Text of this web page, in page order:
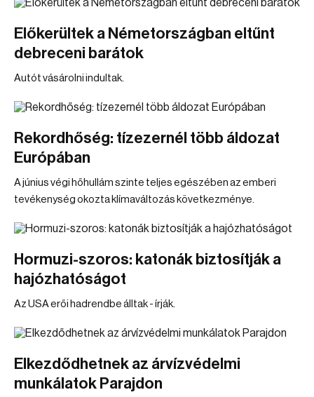
Előkerültek a Németországban eltűnt
debreceni barátok
Autót vásárolni indultak.
Rekordhőség: tízezernél több áldozat
Európában
A június végi hőhullám szinte teljes egészében az emberi
tevékenység okozta klímaváltozás következménye.
Hormuzi-szoros: katonák biztosítják a
hajózhatóságot
Az USA erői hadrendbe álltak - írják.
Elkezdődhetnek az árvízvédelmi
munkálatok Parajdon